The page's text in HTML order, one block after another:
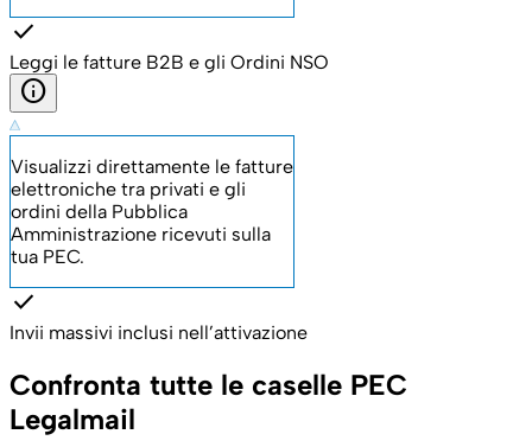
check
Leggi le fatture B2B e gli Ordini NSO
info
Visualizzi direttamente le fatture
elettroniche tra privati e gli
ordini della Pubblica
Amministrazione ricevuti sulla
tua PEC.
check
Invii massivi inclusi nell’attivazione
Confronta tutte le caselle PEC
Legalmail